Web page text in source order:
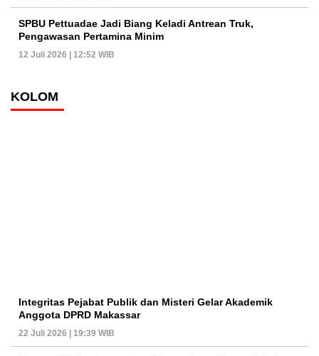
SPBU Pettuadae Jadi Biang Keladi Antrean Truk,
Pengawasan Pertamina Minim
12 Juli 2026 | 12:52 WIB
KOLOM
Integritas Pejabat Publik dan Misteri Gelar Akademik
Anggota DPRD Makassar
22 Juli 2026 | 19:39 WIB